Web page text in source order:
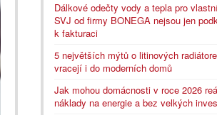
Dálkové odečty vody a tepla pro
SVJ od firmy BONEGA nejsou jen
k fakturaci
5 největších mýtů o litinových
vracejí i do moderních domů
Jak mohou domácnosti v roce 2026
náklady na energie a bez velkých